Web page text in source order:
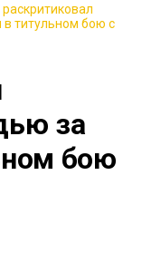
в титульном бою с
за
бою